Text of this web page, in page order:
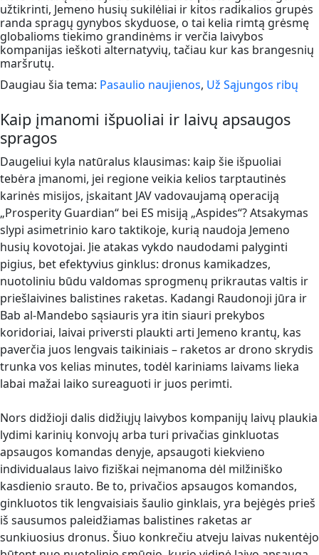
užtikrinti, Jemeno husių sukilėliai ir kitos radikalios grupės
randa spragų gynybos skyduose, o tai kelia rimtą grėsmę
globalioms tiekimo grandinėms ir verčia laivybos
kompanijas ieškoti alternatyvių, tačiau kur kas brangesnių
maršrutų.
Daugiau šia tema: Pasaulio naujienos, Už Sąjungos ribų
Kaip įmanomi išpuoliai ir laivų apsaugos
spragos
Daugeliui kyla natūralus klausimas: kaip šie išpuoliai
tebėra įmanomi, jei regione veikia kelios tarptautinės
karinės misijos, įskaitant JAV vadovaujamą operaciją
„Prosperity Guardian“ bei ES misiją „Aspides“? Atsakymas
slypi asimetrinio karo taktikoje, kurią naudoja Jemeno
husių kovotojai. Jie atakas vykdo naudodami palyginti
pigius, bet efektyvius ginklus: dronus kamikadzes,
nuotoliniu būdu valdomas sprogmenų prikrautas valtis ir
priešlaivines balistines raketas. Kadangi Raudonoji jūra ir
Bab al-Mandebo sąsiauris yra itin siauri prekybos
koridoriai, laivai priversti plaukti arti Jemeno krantų, kas
paverčia juos lengvais taikiniais – raketos ar drono skrydis
trunka vos kelias minutes, todėl kariniams laivams lieka
labai mažai laiko sureaguoti ir juos perimti.
Nors didžioji dalis didžiųjų laivybos kompanijų laivų plaukia
lydimi karinių konvojų arba turi privačias ginkluotas
apsaugos komandas denyje, apsaugoti kiekvieno
individualaus laivo fiziškai neįmanoma dėl milžiniško
kasdienio srauto. Be to, privačios apsaugos komandos,
ginkluotos tik lengvaisiais šaulio ginklais, yra bejėgės prieš
iš sausumos paleidžiamas balistines raketas ar
sunkiuosius dronus. Šiuo konkrečiu atveju laivas nukentėjo